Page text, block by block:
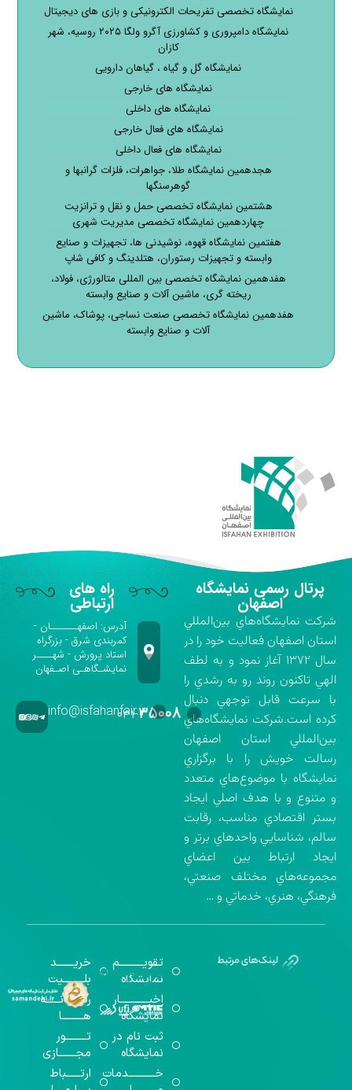
نمایشگاه تخصصی تفریحات الکترونیکی و بازی های دیجیتال
نمایشگاه دامپروری و کشاورزی آگرو ولگا ۲۰۲۵ روسیه، شهر
کازان
نمایشگاه گل و گیاه ، گیاهان دارویی
نمایشگاه های خارجی
نمایشگاه های داخلی
نمایشگاه های فعال خارجی
نمایشگاه های فعال داخلی
هجدهمین نمایشگاه طلا، جواهرات، فلزات گرانبها و
گوهرسنگها
هشتمین نمایشگاه تخصصی حمل و نقل و ترانزیت
چهاردهمین نمایشگاه تخصصی مدیریت شهری
هفتمین نمایشگاه قهوه، نوشیدنی ها، تجهیزات و صنایع
وابسته و تجهیزات رستوران، هتلدینگ و کافی شاپ
هفدهمین نمایشگاه تخصصی بین المللی متالورژی، فولاد،
ریخته گری، ماشین آلات و صنایع وابسته
هفدهمین نمایشگاه تخصصی صنعت نساجی، پوشاک، ماشین
آلات و صنایع وابسته
پرتال رسمی نمایشگاه
اصفهان
شركت نمايشگاه‌هاي بين‌المللي
استان اصفهان فعاليت خود را در
سال ۱۳۷۲ آغاز نمود و به لطف
الهي تاكنون روند رو به رشدي را
با سرعت قابل توجهي دنبال
كرده است.شركت نمايشگاه‌هاي
بين‌المللي استان اصفهان
رسالت خويش را با برگزاري
نمايشگاه با موضوع‌هاي متعدد
و متنوع و با هدف اصلي ايجاد
بستر اقتصادي مناسب، رقابت
سالم، شناسايي واحدهاي برتر و
ايجاد ارتباط بين اعضاي
مجموعه‌هاي مختلف صنعتي،
فرهنگي، هنري، خدماتي و …
راه های
ارتباطی
آدرس: اصفهـــــــان -
کمربندی شرق - بزرگراه
استاد پرورش - شهــــر
نمایشـگاهـی اصـفهان
۰۳۱-۳۵۰۰۸info@isfahanfair.ir
تقویــــــــــم
نمایشگاه
اخبــــــــــــار
نمایشگاه
ثبت نام در
نمایشگاه
خـــــــــــدمات
خریـــــــد
بلـــــــــیت
رســـــانــــــه
هـــــــــا
تـــــــــور
مجـــــــازی
ارتــــــباط
گواهینامه‌های
اخذ شده